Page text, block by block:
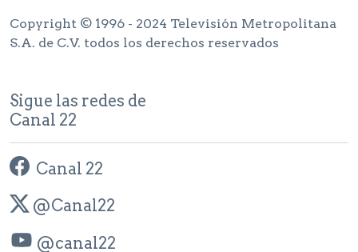
Copyright © 1996 - 2024 Televisión Metropolitana
S.A. de C.V. todos los derechos reservados
Sigue las redes de
Canal 22
Canal 22
@Canal22
@canal22